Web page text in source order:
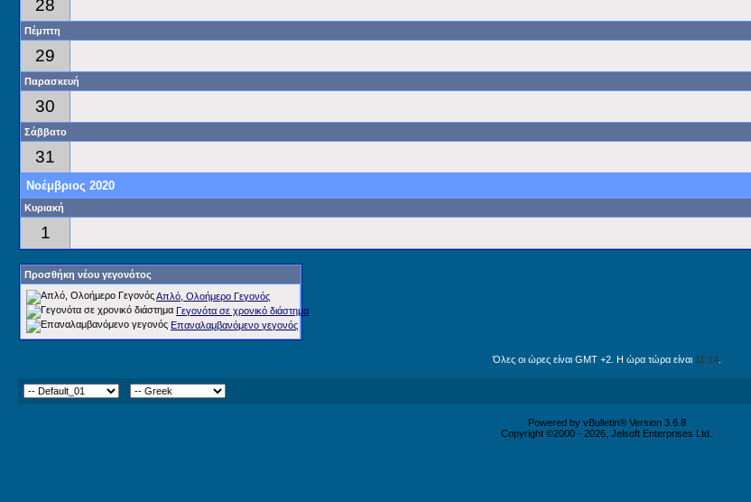
28
Πέμπτη
29
Παρασκευή
30
Σάββατο
31
Νοέμβριος 2020
Κυριακή
1
Προσθήκη νέου γεγονότος
Απλό, Ολοήμερο Γεγονός
Γεγονότα σε χρονικό διάστημα
Επαναλαμβανόμενο γεγονός
Όλες οι ώρες είναι GMT +2. Η ώρα τώρα είναι 11:14.
Powered by vBulletin® Version 3.6.8
Copyright ©2000 - 2026, Jelsoft Enterprises Ltd.